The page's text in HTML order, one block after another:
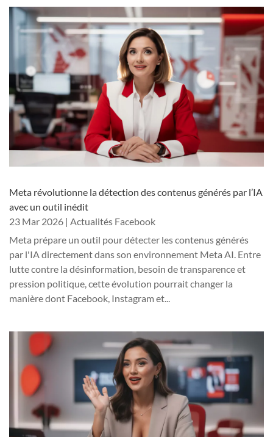
Meta révolutionne la détection des contenus générés par l’IA
avec un outil inédit
23 Mar 2026 | Actualités Facebook
Meta prépare un outil pour détecter les contenus générés
par l'IA directement dans son environnement Meta AI. Entre
lutte contre la désinformation, besoin de transparence et
pression politique, cette évolution pourrait changer la
manière dont Facebook, Instagram et...